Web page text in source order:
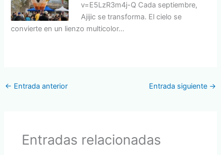
v=E5LzR3m4j-Q Cada septiembre,
Ajijic se transforma. El cielo se
convierte en un lienzo multicolor…
← Entrada anterior Entrada siguiente →
Entradas relacionadas